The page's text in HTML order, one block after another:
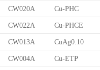
CW020A Cu-PHC
CW022A Cu-PHCE
CW013A CuAg0.10
CW004A Cu-ETP